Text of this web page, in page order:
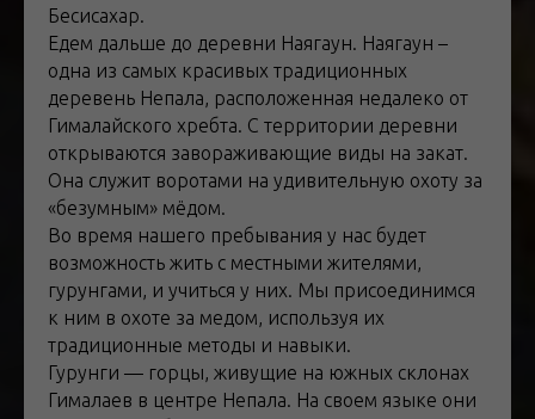
Бесисахар.
Едем дальше до деревни Наягаун. Наягаун –
одна из самых красивых традиционных
деревень Непала, расположенная недалеко от
Гималайского хребта. С территории деревни
открываются завораживающие виды на закат.
Она служит воротами на удивительную охоту за
«безумным» мёдом.
Во время нашего пребывания у нас будет
возможность жить с местными жителями,
гурунгами, и учиться у них. Мы присоединимся
к ним в охоте за медом, используя их
традиционные методы и навыки.
Гурунги — горцы, живущие на южных склонах
Гималаев в центре Непала. На своем языке они